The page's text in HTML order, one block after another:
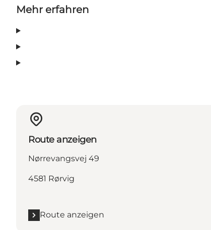
Mehr erfahren
Route anzeigen
Nørrevangsvej 49
4581 Rørvig
Route anzeigen